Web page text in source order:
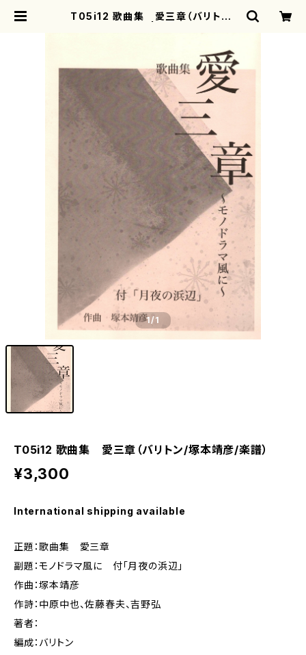
T05i12 歌曲集 愛三章（バリトン/
1/1
T05i12 歌曲集 愛三章（バリトン/塚本靖彦/楽譜）
¥3,300
International shipping available
正題：歌曲集 愛三章
副題：モノドラマ風に 付「月夜の浜辺」
作曲：塚本靖彦
作詩：中原中也、佐藤春夫、吉野弘
著者：
編成：バリトン